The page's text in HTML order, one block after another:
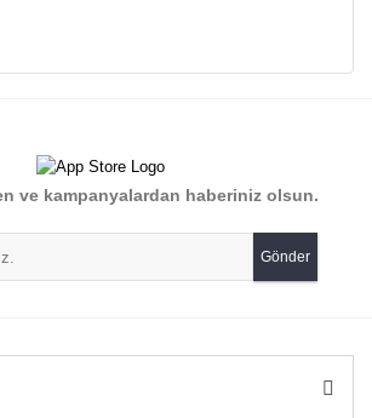
Yorum Yaz
bozuk veya görüntülenemiyor.
eksik bilgiler bulunuyor.
hatalar bulunuyor.
ve kampanyalardan haberiniz olsun.
Gönder